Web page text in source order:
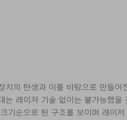
치의 탄생과 이를 바탕으로 만들어
는 레이저 기술 없이는 불가능했을
기순으로 된 구조를 보이며 레이